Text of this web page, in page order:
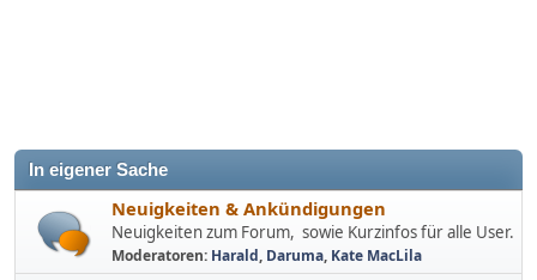
In eigener Sache
Neuigkeiten & Ankündigungen
Neuigkeiten zum Forum, sowie Kurzinfos für alle User.
Moderatoren: Harald, Daruma, Kate MacLila